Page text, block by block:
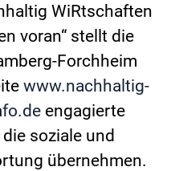
WiRtschaften
voran“ stellt die
Forchheim
www.nachhaltig-
engagierte
soziale und
übernehmen.